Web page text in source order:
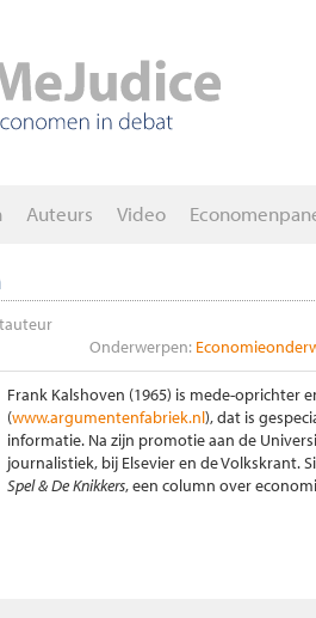
Auteurs Video
Onderwerpen:
Frank Kalshoven (1965) is mede-oprichter
(www.argumentenfabriek.nl), dat is
informatie. Na zijn promotie aan de
journalistiek, bij Elsevier en de Volkskrant.
Spel & De Knikkers, een column over